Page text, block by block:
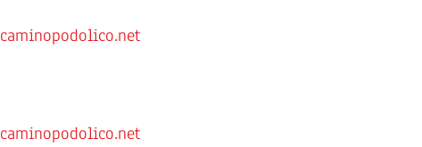
caminopodolico.net
caminopodolico.net